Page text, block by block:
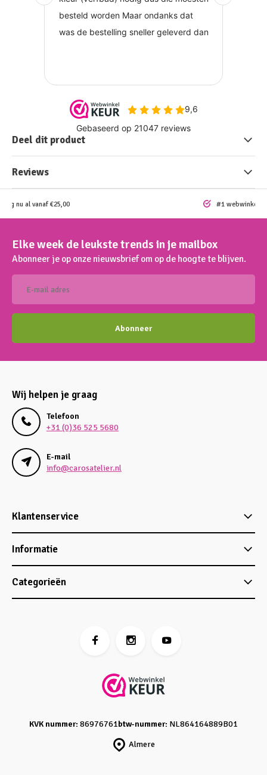
Deel dit product
Reviews
nu al vanaf €25,00 #1 webwinkel
Elke week de leukste trends in je mailbox
Abonneer je op onze nieuwsbrief om op de hoogte te blijven.
Abonneer
Wij helpen je graag
Telefoon
+31 (0)36 525 5680
E-mail
info@carosatelier.nl
Klantenservice
Informatie
Categorieën
Almere
KVK nummer: 86976761btw-nummer: NL864164889B01